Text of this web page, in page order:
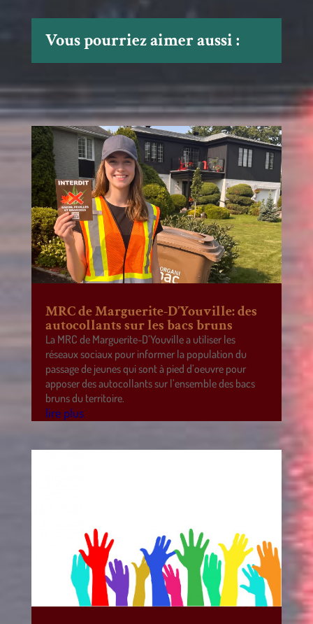
Vous pourriez aimer aussi :
MRC de Marguerite-D’Youville: des
autocollants sur les bacs bruns
La MRC de Marguerite-D’Youville a utiliser les
réseaux sociaux pour informer la population du
passage de jeunes qui sont à pied d’oeuvre pour
apposer des autocollants sur l’ensemble des bacs
bruns du territoire.
lire plus